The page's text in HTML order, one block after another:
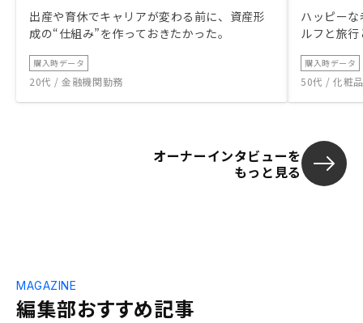
出産や育休でキャリアが変わる前に、資産形
成の“仕組み”を作っておきたかった。
購入時データ
20代 / 金融機関勤務
ハッピー
ルフと旅
購入時データ
50代 / 化粧
オーナーインタビューを
もっと見る
編集部おすすめ記事
MAGAZINE